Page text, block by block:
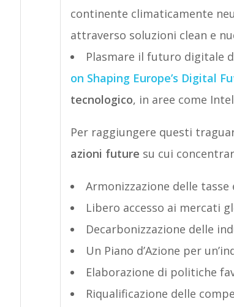
continente climaticamente
attraverso soluzioni clean e
Plasmare il futuro digitale
on Shaping Europe’s Digital
tecnologico, in aree come
Per raggiungere questi
azioni future su cui
Armonizzazione delle
Libero accesso ai mercati
Decarbonizzazione delle
Un Piano d’Azione per
Elaborazione di politiche
Riqualificazione delle